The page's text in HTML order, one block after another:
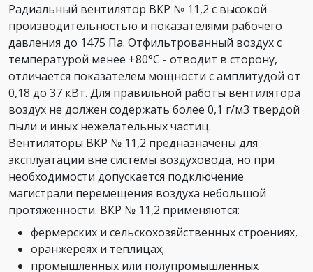
Радиальный вентилятор ВКР № 11,2 с высокой
производительностью и показателями рабочего
давления до 1475 Па. Отфильтрованный воздух с
температурой менее +80°С - отводит в сторону,
отличается показателем мощности с амплитудой от
0,18 до 37 кВт. Для правильной работы вентилятора
воздух не должен содержать более 0,1 г/м3 твердой
пыли и иных нежелательных частиц.
Вентиляторы ВКР № 11,2 предназначены для
эксплуатации вне системы воздуховода, но при
необходимости допускается подключение
магистрали перемещения воздуха небольшой
протяженности. ВКР № 11,2 применяются:
фермерских и сельскохозяйственных строениях,
оранжереях и теплицах;
промышленных или полупромышленных